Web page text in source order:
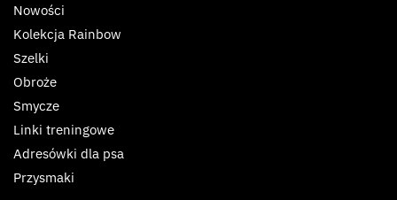
Nowości
Kolekcja Rainbow
Szelki
Obroże
Smycze
Linki treningowe
Adresówki dla psa
Przysmaki